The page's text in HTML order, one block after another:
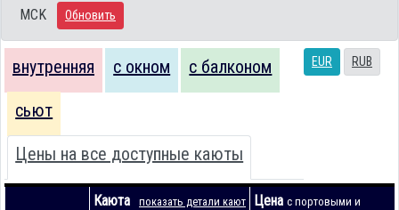
MCK
Обновить
EUR RUB
внутренняя с окном с балконом
сьют
Цены на все доступные каюты
Каюта показать детали кают Цена с портовыми и